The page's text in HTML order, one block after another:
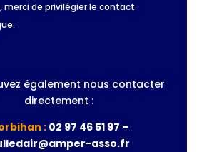
merci de privilégier le contact
également nous contacter
directement :
: 02 97 46 51 97 –
asso.fr